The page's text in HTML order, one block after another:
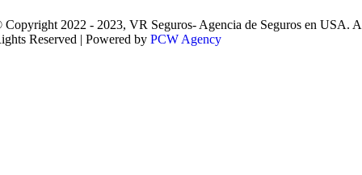
Copyright 2022 - 2023, VR Seguros- Agencia de Seguros en USA.
Reserved | Powered byPCW Agency